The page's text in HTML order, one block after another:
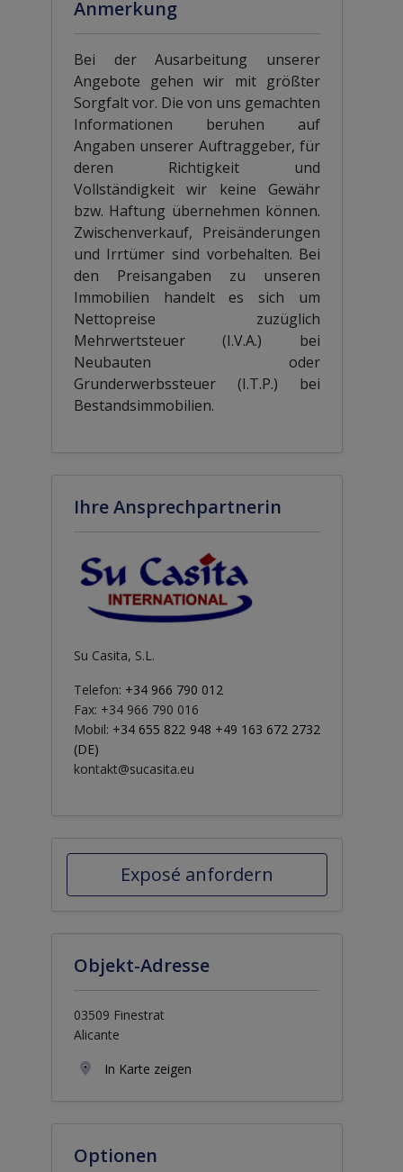
Anmerkung
Bei der Ausarbeitung unserer
Angebote gehen wir mit größter
Sorgfalt vor. Die von uns gemachten
Informationen beruhen auf
Angaben unserer Auftraggeber, für
deren Richtigkeit und
Vollständigkeit wir keine Gewähr
bzw. Haftung übernehmen können.
Zwischenverkauf, Preisänderungen
und Irrtümer sind vorbehalten. Bei
den Preisangaben zu unseren
Immobilien handelt es sich um
Nettopreise zuzüglich
Mehrwertsteuer (I.V.A.) bei
Neubauten oder
Grunderwerbssteuer (I.T.P.) bei
Bestandsimmobilien.
Ihre Ansprechpartnerin
Su Casita, S.L.
Telefon: +34 966 790 012
Fax: +34 966 790 016
Mobil: +34 655 822 948 +49 163 672 2732
(DE)
kontakt@sucasita.eu
Exposé anfordern
Objekt-Adresse
03509 Finestrat
Alicante
In Karte zeigen
Optionen